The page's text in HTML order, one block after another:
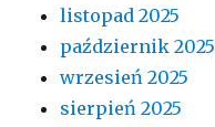
listopad 2025
październik 2025
wrzesień 2025
sierpień 2025